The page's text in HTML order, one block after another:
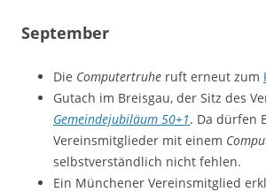
September
Die Computertruhe ruft erneut zum
Gutach im Breisgau, der Sitz des
Gemeindejubiläum 50+1. Da dürfen
Vereinsmitglieder mit einem
selbstverständlich nicht fehlen.
Ein Münchener Vereinsmitglied